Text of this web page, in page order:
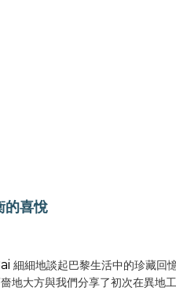
的喜悅
細細地談起巴黎生活中的珍藏回
地大方與我們分享了初次在異地